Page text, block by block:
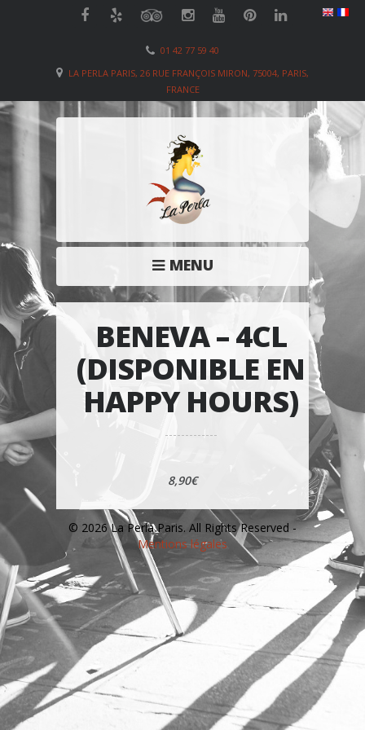
01 42 77 59 40
LA PERLA PARIS, 26 RUE FRANÇOIS MIRON, 75004, PARIS,
FRANCE
MENU
BENEVA – 4CL
(DISPONIBLE EN
HAPPY HOURS)
8,90€
© 2026 La Perla Paris. All Rights Reserved -
Mentions légales